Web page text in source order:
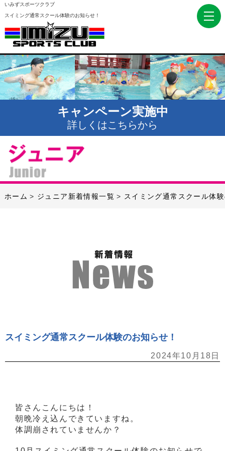
いみずスポーツクラブ
スイミング通常スクール体験のお知らせ！
キャンペーン実施中
詳しくはこちらから
ホーム ジュニア新着情報一覧 スイミング通常スクール体
スイミング通常スクール体験のお知らせ！
2024年10月18日
皆さんこんにちは！
朝晩冷え込んできていますね。
体調崩されていませんか？